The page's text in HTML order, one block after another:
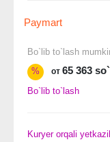
Paymart
Bo`lib to`lash
%
от 65 363
Bo`lib to`lash
Kuryer orqali